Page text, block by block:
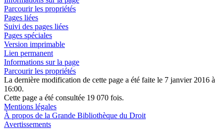
Parcourir les propriétés
Pages liées
Suivi des pages liées
Pages spéciales
Version imprimable
Lien permanent
Informations sur la page
Parcourir les propriétés
La dernière modification de cette page a été faite le 7 janvier 2016 à
16:00.
Cette page a été consultée 19 070 fois.
Mentions légales
À propos de la Grande Bibliothèque du Droit
Avertissements